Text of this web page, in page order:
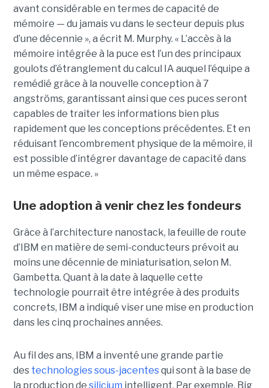
avant considérable en termes de capacité de
mémoire — du jamais vu dans le secteur depuis plus
d’une décennie », a écrit M. Murphy. « L’accès à la
mémoire intégrée à la puce est l’un des principaux
goulots d’étranglement du calcul IA auquel l’équipe a
remédié grâce à la nouvelle conception à 7
angströms, garantissant ainsi que ces puces seront
capables de traiter les informations bien plus
rapidement que les conceptions précédentes. Et en
réduisant l’encombrement physique de la mémoire, il
est possible d’intégrer davantage de capacité dans
un même espace. »
Une adoption à venir chez les fondeurs
Grâce à l’architecture nanostack, la feuille de route
d’IBM en matière de semi-conducteurs prévoit au
moins une décennie de miniaturisation, selon M.
Gambetta. Quant à la date à laquelle cette
technologie pourrait être intégrée à des produits
concrets, IBM a indiqué viser une mise en production
dans les cinq prochaines années.
Au fil des ans, IBM a inventé une grande partie
des technologies sous-jacentesqui sont à la base de
la production de silicium intelligent. Par exemple, Big